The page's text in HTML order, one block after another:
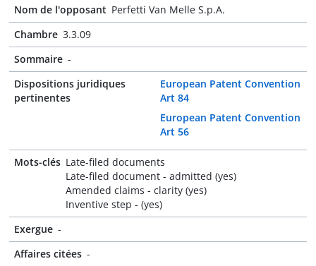
Nom de l'opposant Perfetti Van Melle S.p.A.
Chambre 3.3.09
Sommaire -
Dispositions juridiques
pertinentes
European Patent Convention
Art 84
European Patent Convention
Art 56
Mots-clés Late-filed documents
Late-filed document - admitted (yes)
Amended claims - clarity (yes)
Inventive step - (yes)
Exergue -
Affaires citées -